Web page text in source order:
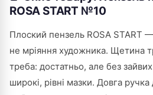
ROSA START №10
Плоский пензель ROSA START
не мріяння художника. Щетина
треба: достатньо, але без
широкі, рівні мазки. Довга